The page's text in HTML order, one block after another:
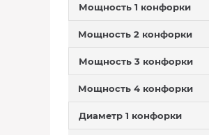
Мощность 1 конфорки
Мощность 2 конфорки
Мощность 3 конфорки
Мощность 4 конфорки
Диаметр 1 конфорки